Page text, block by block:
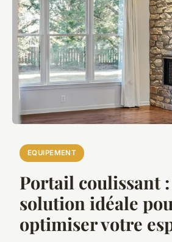
EQUIPEMENT
Portail coulissant
solution idéale
optimiser votre